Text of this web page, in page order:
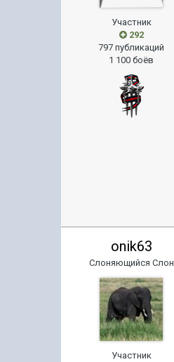
Участник
292
797 публикаций
1 100 боёв
onik63
Слоняющийся Слон
Участник